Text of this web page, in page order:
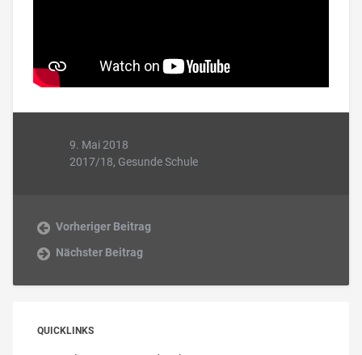
9. Mai 2018
2017/18, Gesunde Schule
Vorheriger Beitrag
Nächster Beitrag
QUICKLINKS